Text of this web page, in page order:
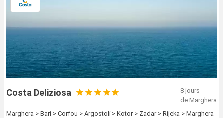
Costa Deliziosa
8 jours
de Marghera
Marghera > Bari > Corfou > Argostoli > Kotor > Zadar > Rijeka > Marghera